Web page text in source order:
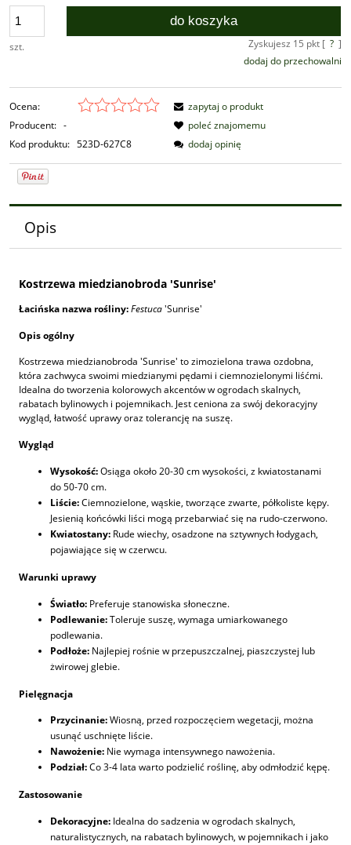
szt.
do koszyka
Zyskujesz 15 pkt [ ? ]
dodaj do przechowalni
Ocena:
Producent: -
Kod produktu: 523D-627C8
zapytaj o produkt
poleć znajomemu
dodaj opinię
Opis
Kostrzewa miedzianobroda 'Sunrise'
Łacińska nazwa rośliny:Festuca'Sunrise'
Opis ogólny
Kostrzewa miedzianobroda 'Sunrise' to zimozielona trawa ozdobna,
która zachwyca swoimi miedzianymi pędami i ciemnozielonymi liśćmi.
Idealna do tworzenia kolorowych akcentów w ogrodach skalnych,
rabatach bylinowych i pojemnikach. Jest ceniona za swój dekoracyjny
wygląd, łatwość uprawy oraz tolerancję na suszę.
Wygląd
Wysokość:Osiąga około 20-30 cm wysokości, z kwiatostanami
do 50-70 cm.
Liście:Ciemnozielone, wąskie, tworzące zwarte, półkoliste kępy.
Jesienią końcówki liści mogą przebarwiać się na rudo-czerwono.
Kwiatostany: Rude wiechy, osadzone na sztywnych łodygach,
pojawiające się w czerwcu.
Warunki uprawy
Światło: Preferuje stanowiska słoneczne.
Podlewanie:Toleruje suszę, wymaga umiarkowanego
podlewania.
Podłoże: Najlepiej rośnie w przepuszczalnej, piaszczystej lub
żwirowej glebie.
Pielęgnacja
Przycinanie:Wiosną, przed rozpoczęciem wegetacji, można
usunąć uschnięte liście.
Nawożenie: Nie wymaga intensywnego nawożenia.
Podział:Co 3-4 lata warto podzielić roślinę, aby odmłodzić kępę.
Zastosowanie
Dekoracyjne: Idealna do sadzenia w ogrodach skalnych,
naturalistycznych, na rabatach bylinowych, w pojemnikach i jako